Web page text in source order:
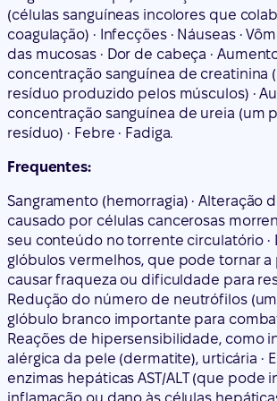
(células sanguíneas incolores que
coagulação) • Infecções • Náuseas •
das mucosas • Dor de cabeça •
concentração sanguínea de creatinina
resíduo produzido pelos músculos) •
concentração sanguínea de ureia (um
resíduo) • Febre • Fadiga.
Frequentes:
Sangramento (hemorragia) • Alteração
causado por células cancerosas
seu conteúdo no torrente circulatório •
glóbulos vermelhos, que pode tornar a
causar fraqueza ou dificuldade para
Redução do número de neutrófilos
glóbulo branco importante para
Reações de hipersensibilidade, como
alérgica da pele (dermatite), urticária •
enzimas hepáticas AST/ALT (que pode
inflamação ou dano às células